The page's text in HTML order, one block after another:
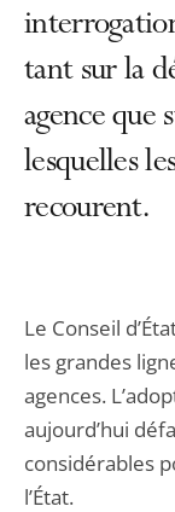
tant sur la
agence que
lesquelles
recourent.
Le Conseil
les grandes
agences.
aujourd’hui
considérables
l’État.